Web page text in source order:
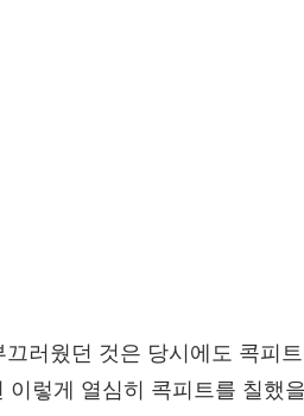
러웠던 것은 당시에도 콕피
렇게 열심히 콕피트를 칠했